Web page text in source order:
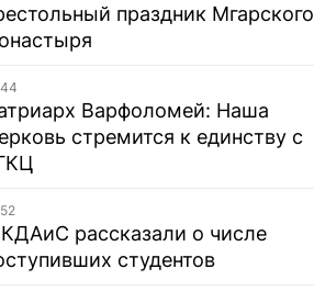
праздник Мгарского
Варфоломей: Наша
стремится к единству с
рассказали о числе
студентов